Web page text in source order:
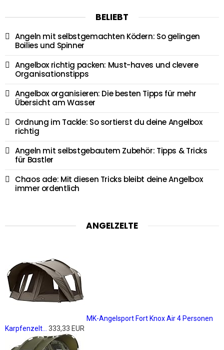
BELIEBT
Angeln mit selbstgemachten Ködern: So gelingen
Boilies und Spinner
Angelbox richtig packen: Must-haves und clevere
Organisationstipps
Angelbox organisieren: Die besten Tipps für mehr
Übersicht am Wasser
Ordnung im Tackle: So sortierst du deine Angelbox
richtig
Angeln mit selbstgebautem Zubehör: Tipps & Tricks
für Bastler
Chaos ade: Mit diesen Tricks bleibt deine Angelbox
immer ordentlich
ANGELZELTE
MK-Angelsport Fort Knox Air 4 Personen
Karpfenzelt...
333,33 EUR